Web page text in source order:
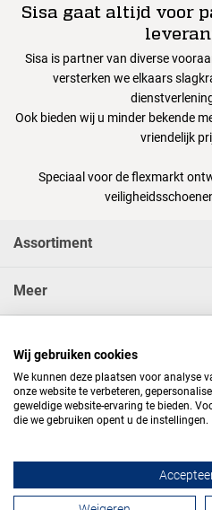
Sisa gaat altijd voor
Sisa is partner van diverse
versterken we elkaars
Ook bieden wij u minder bekende
vriendelijk
Speciaal voor de flexmarkt
Assortiment
Meer
Wij gebruiken cookies
We kunnen deze plaatsen voor analyse
onze website te verbeteren,
geweldige website-ervaring te bieden.
die we gebruiken opent u de instellingen.